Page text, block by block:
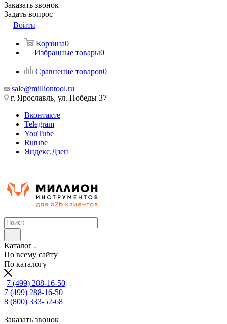
Заказать звонок
Задать вопрос
Войти
Корзина0
Избранные товары0
Сравнение товаров0
sale@milliontool.ru
г. Ярославль, ул. Победы 37
Вконтакте
Telegram
YouTube
Rutube
Яндекс.Дзен
Каталог
По всему сайту
По каталогу
7 (499) 288-16-50
7 (499) 288-16-50
8 (800) 333-52-68
Заказать звонок